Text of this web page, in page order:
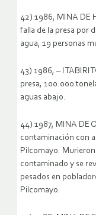
42) 1986, MINA DE
falla de la presa por
agua, 19 personas
43) 1986, –
presa, 100.000
aguas abajo.
44) 1987, MINA DE
contaminación con
Pilcomayo.
contaminado y se
pesados en
Pilcomayo.